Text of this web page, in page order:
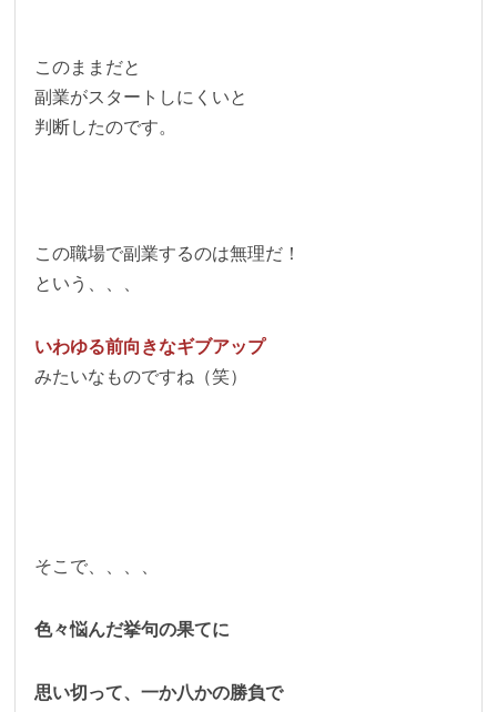
このままだと
副業がスタートしにくいと
判断したのです。
この職場で副業するのは無理だ！
という、、、
いわゆる前向きなギブアップ
みたいなものですね（笑）
そこで、、、、
色々悩んだ挙句の果てに
思い切って、一か八かの勝負で